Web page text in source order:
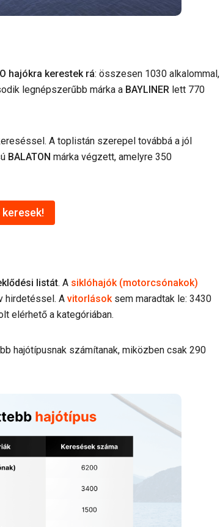
hajókra kerestek rá: összesen 1030 alkalommal,
legnépszerűbb márka a BAYLINER lett 770
A toplistán szerepel továbbá a jól
BALATON márka végzett, amelyre 350
listát. A siklóhajók (motorcsónakok)
hirdetéssel. A vitorlásoksem maradtak le: 3430
elérhető a kategóriában.
hajótípusnak számítanak, miközben csak 290